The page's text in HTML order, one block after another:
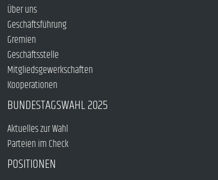
Über uns
Geschäftsführung
Gremien
Geschäftsstelle
Mitgliedsgewerkschaften
Kooperationen
BUNDESTAGSWAHL 2025
Aktuelles zur Wahl
Parteien im Check
POSITIONEN